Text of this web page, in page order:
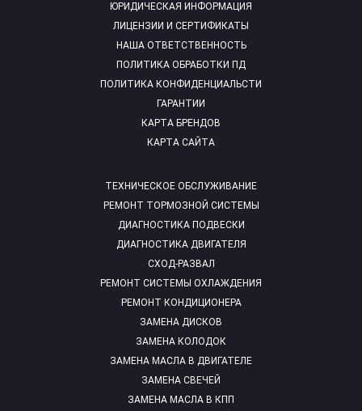
ТЕХНИЧЕСКОЕ ОБСЛУЖИВАНИЕ
РЕМОНТ ТОРМОЗНОЙ СИСТЕМЫ
ДИАГНОСТИКА ПОДВЕСКИ
ДИАГНОСТИКА ДВИГАТЕЛЯ
СХОД-РАЗВАЛ
РЕМОНТ СИСТЕМЫ ОХЛАЖДЕНИЯ
РЕМОНТ КОНДИЦИОНЕРА
ЗАМЕНА ДИСКОВ
ЗАМЕНА КОЛОДОК
ЗАМЕНА МАСЛА В ДВИГАТЕЛЕ
ЗАМЕНА СВЕЧЕЙ
ЗАМЕНА МАСЛА В КПП
ЮРИДИЧЕСКАЯ ИНФОРМАЦИЯ
ЛИЦЕНЗИИ И СЕРТИФИКАТЫ
НАША ОТВЕТСТВЕННОСТЬ
ПОЛИТИКА ОБРАБОТКИ ПД
ПОЛИТИКА КОНФИДЕНЦИАЛЬСТИ
ГАРАНТИИ
КАРТА БРЕНДОВ
КАРТА САЙТА